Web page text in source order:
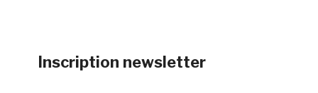
Inscription newsletter